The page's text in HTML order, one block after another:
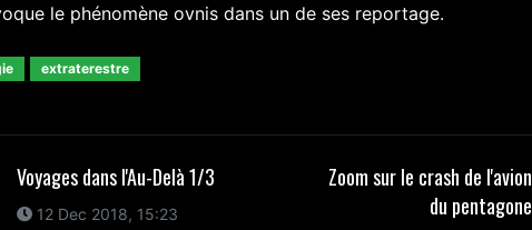
le phénomène ovnis dans un de ses reportage.
extraterestre
Voyages dans l'Au-Delà 1/3
12 Dec 2018, 15:23
Zoom sur le crash de l'avion
du pentagone